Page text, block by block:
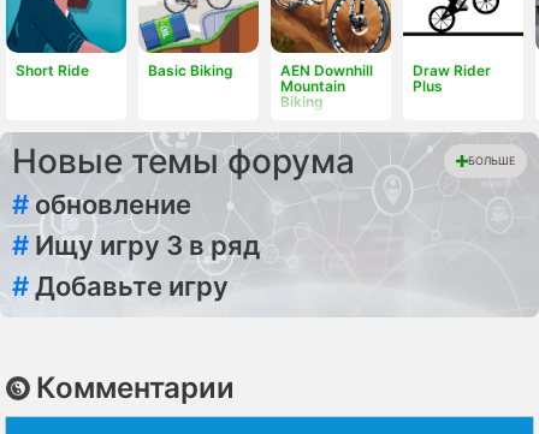
Short Ride Basic Biking
AEN Downhill
Mountain
Biking
Draw Rider
Plus
Новые темы форума БОЛЬШЕ
# обновление
# Ищу игру 3 в ряд
#Добавьте игру
Комментарии